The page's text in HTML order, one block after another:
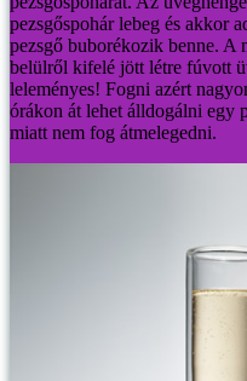
pezsgőspohár lebeg és akkor
pezsgő buborékozik benne. A
belülről kifelé jött létre fúvott
leleményes! Fogni azért
órákon át lehet álldogálni egy
miatt nem fog átmelegedni.